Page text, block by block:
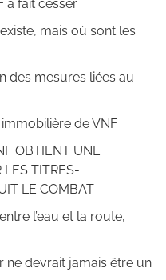
a fait cesser
mais où sont les
des mesures liées au
de VNF
OBTIENT UNE
LES TITRES-
LE COMBAT
l’eau et la route,
ne devrait jamais être un